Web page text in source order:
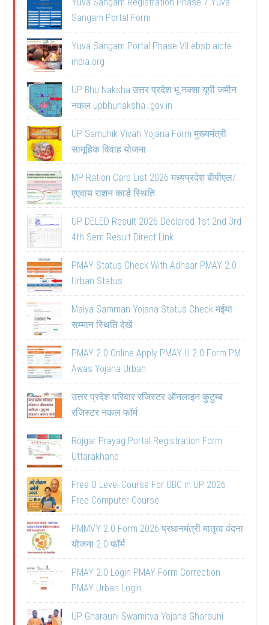
Sangam Portal Form
Yuva Sangam Portal Phase VII ebsb.aicte-
india.org
UP Bhu Naksha उत्तर प्रदेश भू नक्शा यूपी जमीन
नकल upbhunaksha .gov.in
UP Samuhik Vivah Yojana Form मुख्यमंत्री
सामूहिक विवाह योजना
MP Ration Card List 2026 मध्यप्रदेश बीपीएल/
एएवाय राशन कार्ड स्थिति
UP DELED Result 2026 Declared 1st 2nd 3rd
4th Sem Result Direct Link
PMAY Status Check With Adhaar PMAY 2.0
Urban Status
Maiya Samman Yojana Status Check मईया
सम्मान स्थिति देखें
PMAY 2.0 Online Apply PMAY-U 2.0 Form PM
Awas Yojana Urban
उत्तर प्रदेश परिवार रजिस्टर ऑनलाइन कुटुम्ब
रजिस्टर नकल फॉर्म
Rojgar Prayag Portal Registration Form
Uttarakhand
Free O Level Course For OBC in UP 2026
Free Computer Course
PMMVY 2.0 Form 2026 प्रधानमंत्री मातृत्व वंदना
योजना 2.0 फॉर्म
PMAY 2.0 Login PMAY Form Correction
PMAY Urban Login
UP Gharauni Swamitva Yojana Gharauni